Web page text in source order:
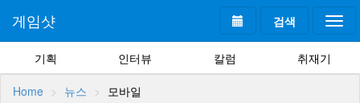
검색
게임샷
기획 인터뷰 칼럼 취재기
Home 뉴스 모바일